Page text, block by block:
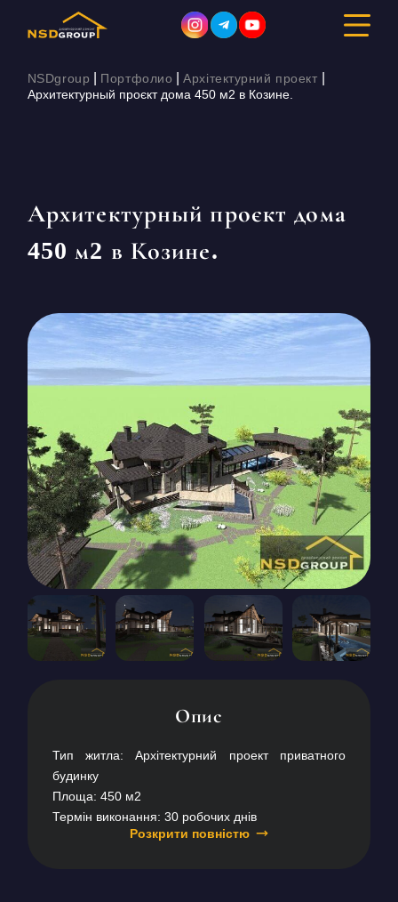
БУДІВНИЦТВО
ВАРТІСТЬ
ПРО КОМПАНІЮ
БЛОГ
UK RU
+380671500551
Замовити дзвінок зараз
NSDgroup Портфолио |Архітектурний проект
Архитектурный проєкт дома 450 м2 в Козине.
Архитектурный проєкт дома
450 м2 в Козине.
Опис
Тип житла: Архітектурний проект приватного
будинку
Площа: 450 м2
Термін виконання: 30 робочих днів
Розкрити повністю